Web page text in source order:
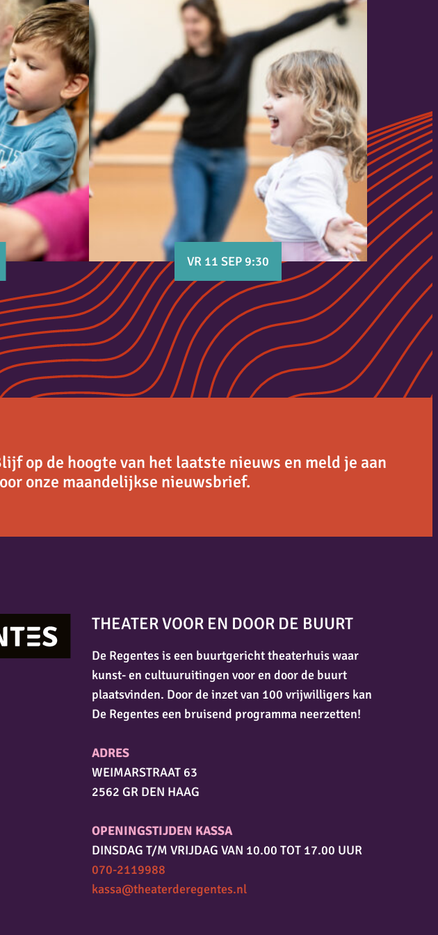
VR 11 SEP 9:30
op de hoogte van het laatste nieuws en meld je aan
onze maandelijkse nieuwsbrief.
THEATER VOOR EN DOOR DE BUURT
De Regentes is een buurtgericht theaterhuis waar
kunst- en cultuuruitingen voor en door de buurt
plaatsvinden. Door de inzet van 100 vrijwilligers kan
De Regentes een bruisend programma neerzetten!
ADRES
WEIMARSTRAAT 63
2562 GR DEN HAAG
OPENINGSTIJDEN KASSA
DINSDAG T/M VRIJDAG VAN 10.00 TOT 17.00 UUR
070-2119988
kassa@theaterderegentes.nl